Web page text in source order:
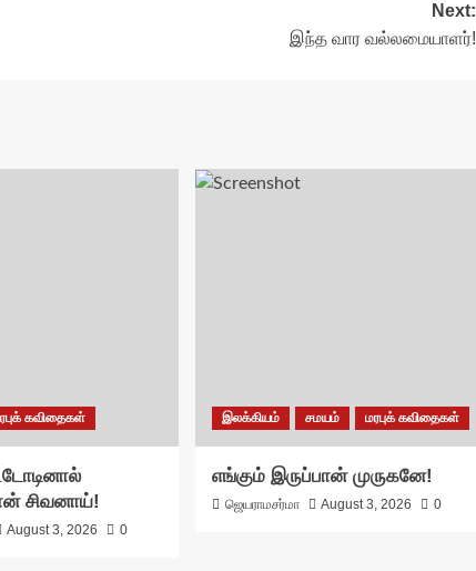
Next:
இந்த வார வல்லமையாளர்!
கவிதைகள்
சிவனாய்!
August 3, 2026 0
இலக்கியம் சமயம் மரபுக் கவிதைகள்
எங்கும் இருப்பான் முருகனே!
ஜெயராமசர்மா August 3, 2026 0